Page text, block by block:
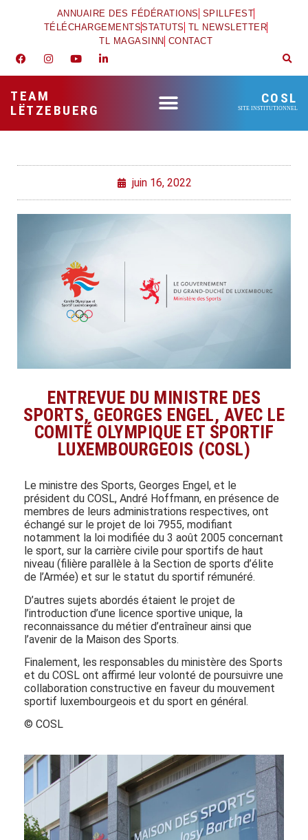
ANNUAIRE DES FÉDÉRATIONS SPILLFEST
TÉLÉCHARGEMENTSSTATUTS TL NEWSLETTER
TL MAGASINN CONTACT
TEAM
LËTZEBUERG
COSL
SITE INSTITUTIONNEL
juin 16, 2022
ENTREVUE DU MINISTRE DES
SPORTS, GEORGES ENGEL, AVEC LE
COMITÉ OLYMPIQUE ET SPORTIF
LUXEMBOURGEOIS (COSL)
Le ministre des Sports, Georges Engel, et le
président du COSL, André Hoffmann, en présence de
membres de leurs administrations respectives, ont
échangé sur le projet de loi 7955, modifiant
notamment la loi modifiée du 3 août 2005 concernant
le sport, sur la carrière civile pour sportifs de haut
niveau (filière parallèle à la Section de sports d’élite
de l’Armée) et sur le statut du sportif rémunéré.
D’autres sujets abordés étaient le projet de
l’introduction d’une licence sportive unique, la
reconnaissance du métier d’entraîneur ainsi que
l’avenir de la Maison des Sports.
Finalement, les responsables du ministère des Sports
et du COSL ont affirmé leur volonté de poursuivre une
collaboration constructive en faveur du mouvement
sportif luxembourgeois et du sport en général.
© COSL